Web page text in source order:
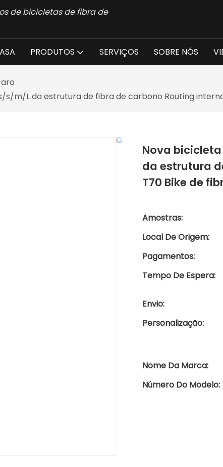
de bicicletas de fibra de
PRODUTOS SERVIÇOS SOBRE NÓS
m/L da estrutura de fibra de carbono Routing
Nova
da estrutura
T70 Bike de
Amostras:
Local De Origem:
Pagamentos:
Tempo De Espera:
Envio:
Personalização:
Nome Da Marca:
Número Do Modelo: